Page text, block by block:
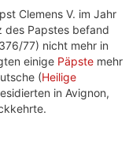
Clemens V. im Jahr
des Papstes befand
77) nicht mehr in
einige Päpste mehr
(Heilige
in Avignon,